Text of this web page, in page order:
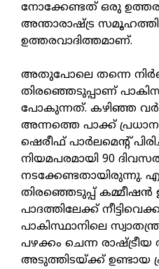
നോക്കേണ്ടത് ഒരു
അന്താരാഷ്ട്ര
ഉത്തരവാദിത്തമാണ്.
അതുപോലെ തന്നെ
തിരഞ്ഞെടുപ്പാണ്
പോകുന്നത്. കഴിഞ്ഞ
അന്നത്തെ പാക്ക്
ഷെരീഫ് പാര്‍ലമെന്റ്
നിയമപരമായി 90
നടക്കേണ്ടതായിരുന്നു.
തിരഞ്ഞെടുപ്പ് കമ്മീഷന്‍
പാദത്തിലേക്ക്
പാകിസ്ഥാനിലെ
പഴക്കം ചെന്ന
അടുത്തിടയ്ക്ക് ഉണ്ടായ